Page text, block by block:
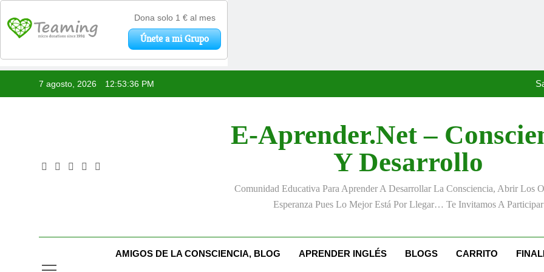
7 agosto, 2026 12:53:37 PM
«La kinesina y la felicidad:
E-Aprender.net –
Y Desarrollo
Comunidad Educativa Para Aprender A Desarrollar La Consciencia, Abrir Los
Esperanza Pues Lo Mejor Está Por Llegar… Te Invitamos A Participar
AMIGOS DE LA CONSCIENCIA, BLOG APRENDER INGLÉS BLOGS CARRITO